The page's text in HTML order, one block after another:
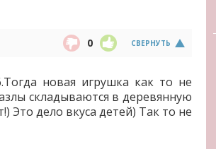
СВЕРНУТЬ
0
новая игрушка как то не
складываются в деревянную
Это дело вкуса детей) Так то не